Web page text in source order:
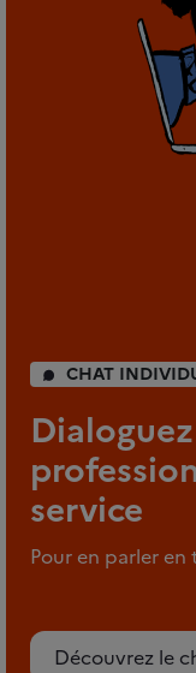
CHAT
service
Pour en parler
Découvrez le